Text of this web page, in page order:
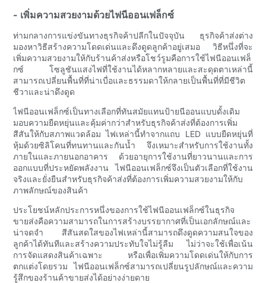
- เพิ่มความสวยงามด้วยไฟนีออนเฟล็กซ์
ท่ามกลางการแข่งขันทางธุรกิจค้าปลีกในปัจจุบัน ธุรกิจค้าส่งต่าง
มองหาวิธีสร้างความโดดเด่นและดึงดูดลูกค้าอยู่เสมอ วิธีหนึ่งที่จะ
เพิ่มความสวยงามให้กับร้านค้าส่งหรือโชว์รูมคือการใช้ไฟนีออนเฟล็
กซ์ โซลูชันแสงไฟที่ใช้งานได้หลากหลายและสะดุดตาเหล่านี้
สามารถเปลี่ยนพื้นที่ที่น่าเบื่อและธรรมดาให้กลายเป็นพื้นที่ที่มีชีวิต
ชีวาและน่าดึงดูด
ไฟนีออนเฟล็กซ์เป็นทางเลือกที่ทันสมัยแทนป้ายนีออนแบบดั้งเดิม
มอบความยืดหยุ่นและคุ้มค่ากว่าสำหรับธุรกิจค้าส่งที่ต้องการเพิ่ม
สีสันให้กับสภาพแวดล้อม ไฟเหล่านี้ทำจากแถบ LED แบบยืดหยุ่นที่
หุ้มด้วยซิลิโคนที่ทนทานและกันน้ำ จึงเหมาะสำหรับการใช้งานทั้ง
ภายในและภายนอกอาคาร ด้วยอายุการใช้งานที่ยาวนานและการ
ออกแบบที่ประหยัดพลังงาน ไฟนีออนเฟล็กซ์จึงเป็นตัวเลือกที่ใช้งาน
จริงและยั่งยืนสำหรับธุรกิจค้าส่งที่ต้องการเพิ่มความสวยงามให้กับ
ภาพลักษณ์ของสินค้า
ประโยชน์หลักประการหนึ่งของการใช้ไฟนีออนเฟล็กซ์ในธุรกิจ
ขายส่งคือความสามารถในการสร้างบรรยากาศที่เป็นเอกลักษณ์และ
น่าจดจำ สีสันสดใสของไฟเหล่านี้สามารถดึงดูดความสนใจของ
ลูกค้าได้ทันทีและสร้างความประทับใจไม่รู้ลืม ไม่ว่าจะใช้เพื่อเน้น
การจัดแสดงสินค้าเฉพาะ หรือเพื่อเพิ่มความโดดเด่นให้กับการ
ตกแต่งโดยรวม ไฟนีออนเฟล็กซ์สามารถเปลี่ยนรูปลักษณ์และความ
รู้สึกของร้านค้าขายส่งได้อย่างง่ายดาย